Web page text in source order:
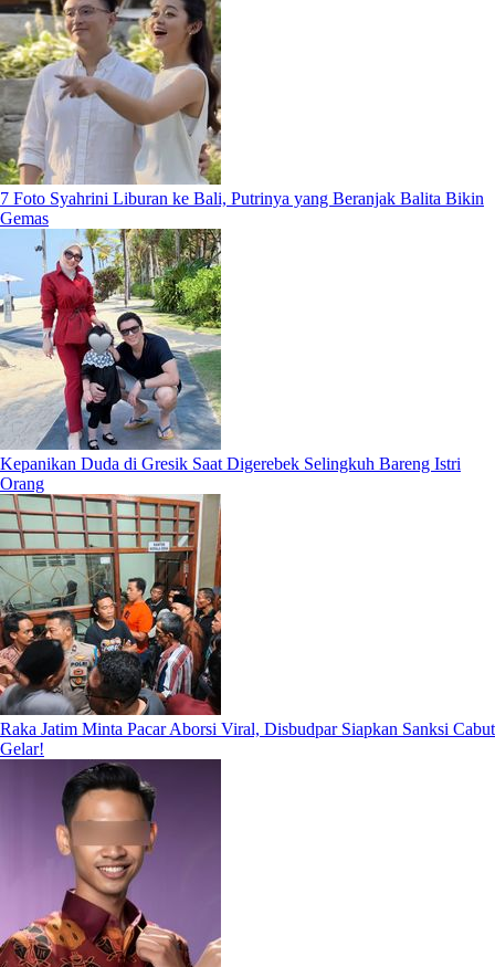
7 Foto Syahrini Liburan ke Bali, Putrinya yang Beranjak Balita Bikin
Gemas
Kepanikan Duda di Gresik Saat Digerebek Selingkuh Bareng Istri
Orang
Raka Jatim Minta Pacar Aborsi Viral, Disbudpar Siapkan Sanksi Cabut
Gelar!